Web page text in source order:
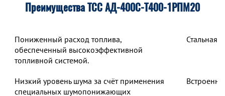
Преимущества ТСС АД-400С-Т400-1РПМ20
Пониженный расход топлива,
обеспеченный высокоэффективной
топливной системой.
Стальная
Низкий уровень шума за счёт применения
специальных шумопонижающих